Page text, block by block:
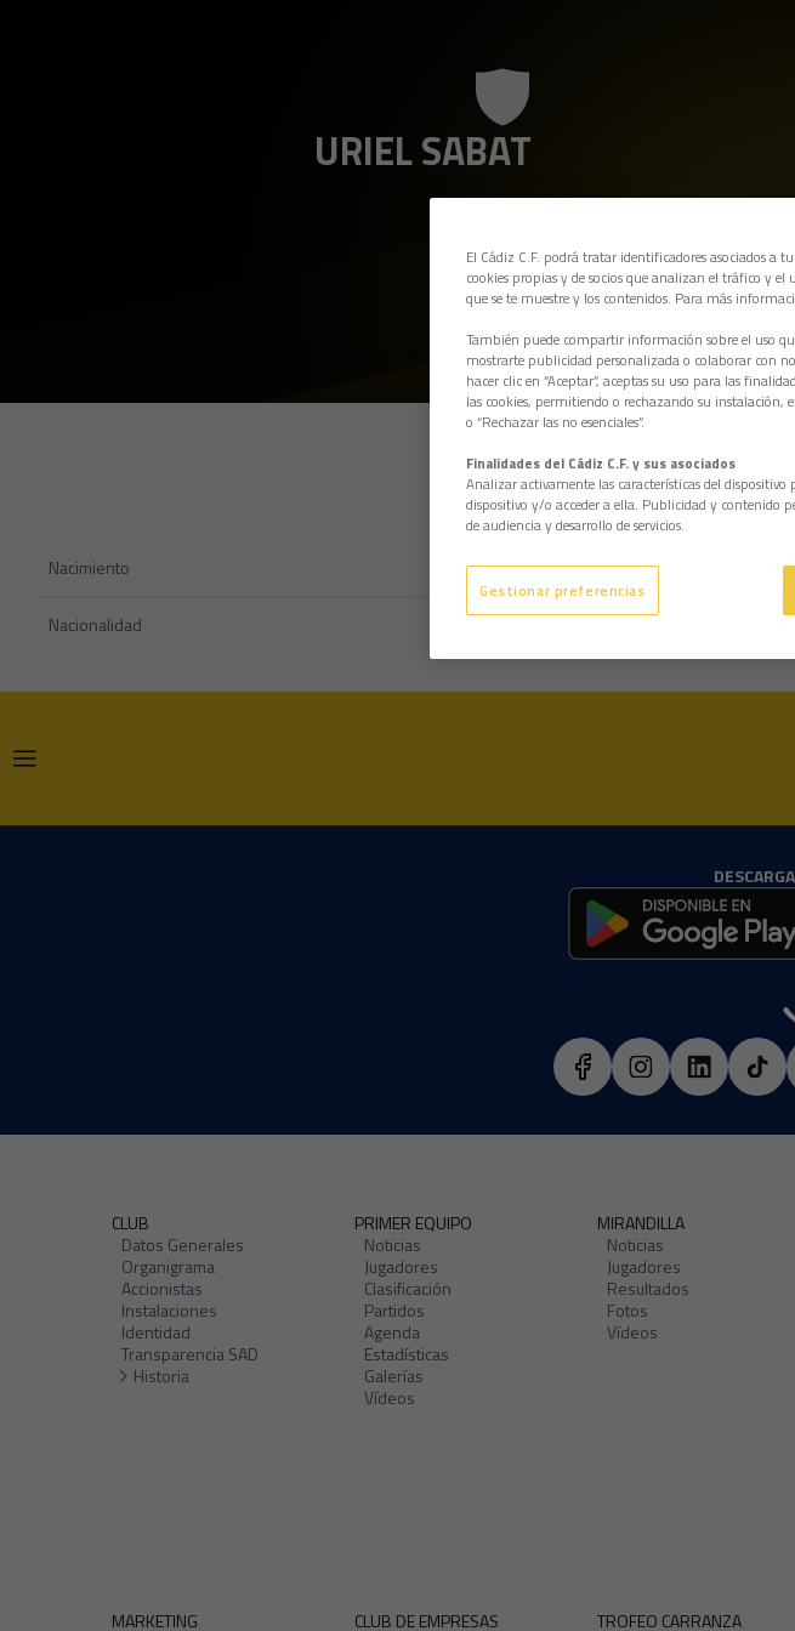
URIEL SABAT
Nacimiento Edad
Nacionalidad
CLUB
Datos Generales
Organigrama
Accionistas
Instalaciones
Identidad
Transparencia SAD
Historia
PRIMER EQUIPO
Noticias
Jugadores
Clasificación
Partidos
Agenda
Estadísticas
Galerías
Vídeos
MIRANDILLA
Noticias
Jugadores
Resultados
Fotos
Vídeos
MARKETING
CLUB DE EMPRESAS
TROFEO CARRANZA
El Cádiz C.F. podrá tratar identificadores asociados a
cookies propias y de socios que analizan el tráfico y
que se te muestre y los contenidos. Para más
También puede compartir información sobre el uso
mostrarte publicidad personalizada o colaborar con
hacer clic en “Aceptar”, aceptas su uso para las
las cookies, permitiendo o rechazando su instalación,
o “Rechazar las no esenciales”.
Finalidades del Cádiz C.F. y sus asociados
Analizar activamente las características del
dispositivo y/o acceder a ella. Publicidad y contenido
de audiencia y desarrollo de servicios.
Gestionar preferencias